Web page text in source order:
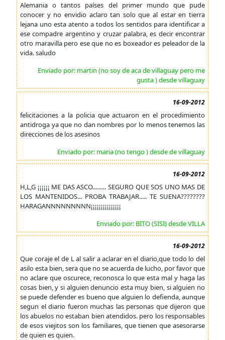
Alemania o tantos países del primer mundo que pude
conocer y no envidio aclaro tan solo que al estar en tierra
lejana uno esta atento a todos los sentidos para identificar a
ese compadre argentino y cruzar palabra, es decir encontrar
otro maravilla pero ese que no es boxeador es peleador de la
vida. saludo
Enviado por: martin (no soy de aca de villaguay pero me
gusta ) desde villaguay
16-09-2012
felicitaciones a la policia que actuaron en el procedimiento
antidroga ya que no dan nombres por lo menos tenemos las
direcciones de los asesinos
Enviado por: maria (no tengo ) desde de villaguay
16-09-2012
H,L,G ¡¡¡¡¡¡ ME DAS ASCO......... SEGURO QUE SOS UNO MAS DE
LOS MANTENIDOS... PROBA TRABAJAR..... TE SUENA????????
HARAGANNNNNNNNN¡¡¡¡¡¡¡¡¡¡¡¡¡¡¡
Enviado por: BITO (SISI) desde VILLA
16-09-2012
Que coraje el de L al salir a aclarar en el diario,que todo lo del
asilo esta bien, sera que no se acuerda de lucho, por favor que
no aclare que oscurece, reconosca lo que esta mal y haga las
cosas bien, y si alguien denuncio esta muy bien, si alguien no
se puede defender es bueno que alguien lo defienda, aunque
segun el diario fueron muchas las personas que dijeron que
los abuelos no estaban bien atendidos. pero los responsables
de esos viejitos son los familiares, que tienen que asesorarse
de quien es quien.